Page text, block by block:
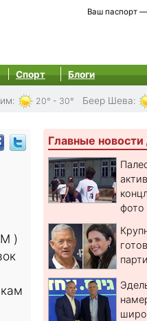
Ваш паспорт —
Спорт Блоги
: 20° - 30° Беер Шева:
)
Главные новости
фото